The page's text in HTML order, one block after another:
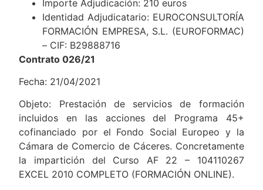
Importe Adjudicación: 210 euros
Identidad Adjudicatario: EUROCONSULTORÍA
FORMACIÓN EMPRESA, S.L. (EUROFORMAC)
– CIF: B29888716
Contrato 026/21
Fecha: 21/04/2021
Objeto: Prestación de servicios de formación
incluidos en las acciones del Programa 45+
cofinanciado por el Fondo Social Europeo y la
Cámara de Comercio de Cáceres. Concretamente
la impartición del Curso AF 22 – 104110267
EXCEL 2010 COMPLETO (FORMACIÓN ONLINE).